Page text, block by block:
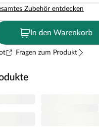
Zubehör entdecken
In den Warenkorb
Fragen zum Produkt